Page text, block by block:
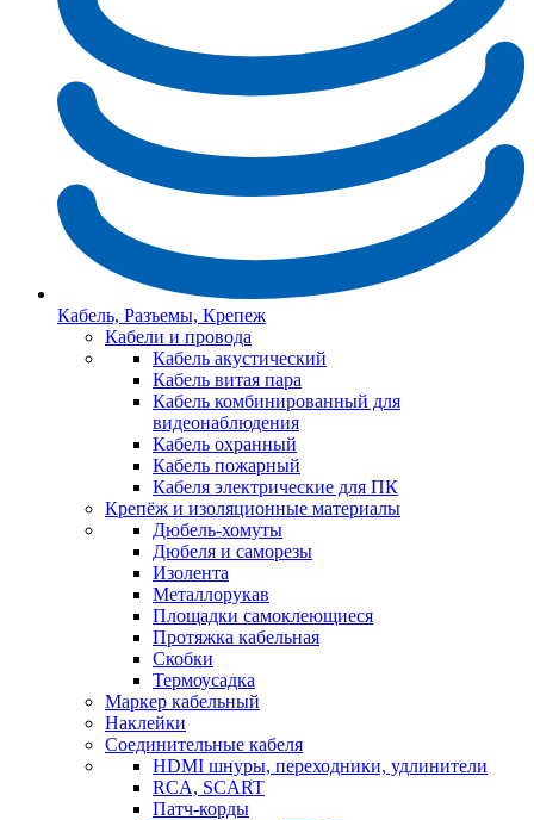
Кабель, Разъемы, Крепеж
Кабели и провода
Кабель акустический
Кабель витая пара
Кабель комбинированный для
видеонаблюдения
Кабель охранный
Кабель пожарный
Кабеля электрические для ПК
Крепёж и изоляционные материалы
Дюбель-хомуты
Дюбеля и саморезы
Изолента
Металлорукав
Площадки самоклеющиеся
Протяжка кабельная
Скобки
Термоусадка
Маркер кабельный
Наклейки
Соединительные кабеля
HDMI шнуры, переходники, удлинители
RCA, SCART
Патч-корды